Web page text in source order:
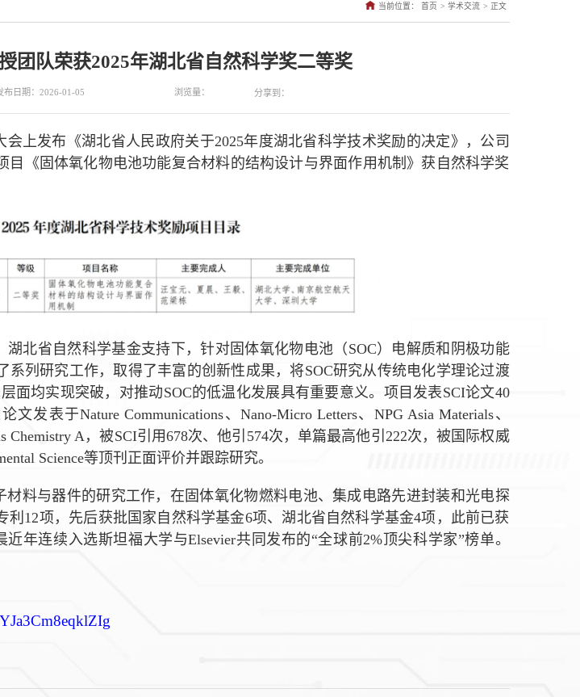
当前位置： 首页 > 学术交流 > 正文
团队荣获2025年湖北省自然科学奖二等奖
布日期：2026-01-05 浏览量： 分享到：
上发布《湖北省人民政府关于2025年度湖北省科学技术奖励的决定》，公司
目《固体氧化物电池功能复合材料的结构设计与界面作用机制》获自然科学奖
北省自然科学基金支持下，针对固体氧化物电池（ SOC）电解质和阴极功能
系列研究工作，取得了丰富的创新性成果，将SOC研究从传统电化学理论过渡
面均实现突破，对推动SOC的低温化发展具有重要意义。项目发表SCI论文40
文发表于Nature Communications、Nano-Micro Letters、NPG Asia Materials、
Chemistry A，被SCI引用678次、他引574次，单篇最高他引222次，被国际权威
Science等顶刊正面评价并跟踪研究。
料与器件的研究工作，在固体氧化物燃料电池、集成电路先进封装和光电探
12项，先后获批国家自然科学基金6项、湖北省自然科学基金4项，此前已获
近年连续入选斯坦福大学与Elsevier共同发布的“全球前2%顶尖科学家”榜单。